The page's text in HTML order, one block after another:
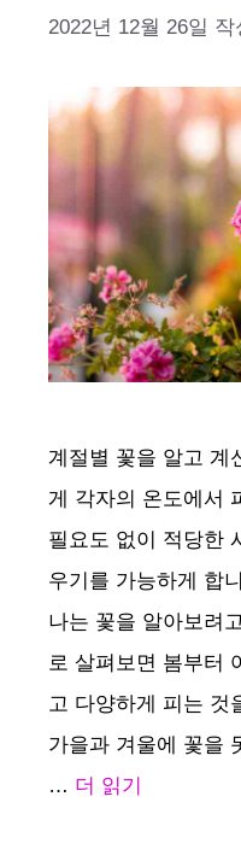
2022년 12월 26일 작
계절별 꽃을 알고 계
게 각자의 온도에서
필요도 없이 적당한
우기를 가능하게 합
나는 꽃을 알아보려
로 살펴보면 봄부터
고 다양하게 피는 것
가을과 겨울에 꽃을
… 더 읽기